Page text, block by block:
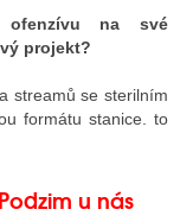
ofenzívu na své
projekt?
streamů se sterilním
formátu stanice. to
u nás